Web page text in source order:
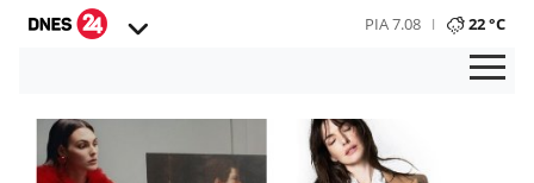
PIA 7.08 22 °C